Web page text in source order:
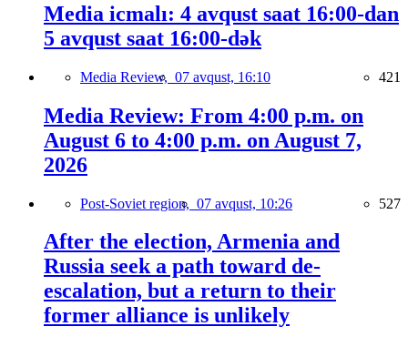
Media icmalı: 4 avqust saat 16:00-dan
5 avqust saat 16:00-dək
Media Review, 07 avqust, 16:10 421
Media Review: From 4:00 p.m. on
August 6 to 4:00 p.m. on August 7,
2026
Post-Soviet region, 07 avqust, 10:26 527
After the election, Armenia and
Russia seek a path toward de-
escalation, but a return to their
former alliance is unlikely